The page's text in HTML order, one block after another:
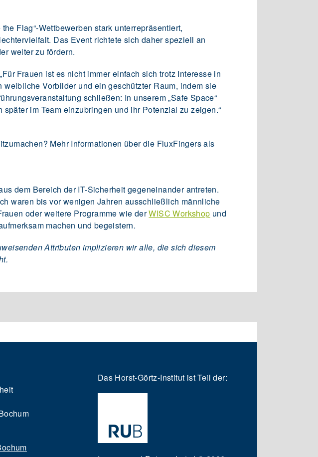
Flag“-Wettbewerben stark unterrepräsentiert,
Das Event richtete sich daher speziell an
weiter zu fördern.
Frauen ist es nicht immer einfach sich trotz Interesse in
Vorbilder und ein geschützter Raum, indem sie
schließen: In unserem „Safe Space“
im Team einzubringen und ihr Potenzial zu zeigen.“
Mehr Informationen über die FluxFingers als
dem Bereich der IT-Sicherheit gegeneinander antreten.
waren bis vor wenigen Jahren ausschließlich männliche
oder weitere Programme wie derWISC Workshop und
machen und begeistern.
Attributen implizieren wir alle, die sich diesem
Das Horst-Görtz-Institut ist Teil der: